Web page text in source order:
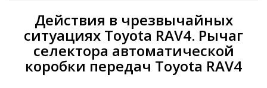
Действия в чрезвычайных
ситуациях Toyota RAV4. Рычаг
селектора автоматической
коробки передач Toyota RAV4